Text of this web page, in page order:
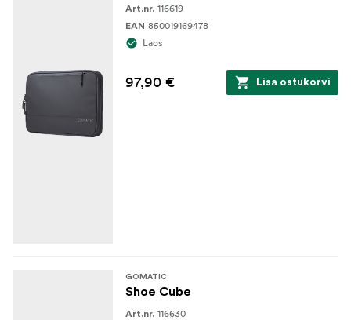
Art.nr. 116619
EAN 850019169478
Laos
97,90 € Lisa ostukorvi
GOMATIC
Shoe Cube
Art.nr. 116630